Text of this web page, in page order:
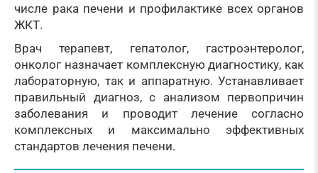
числе рака печени и профилактике всех органов
ЖКТ.
Врач терапевт, гепатолог, гастроэнтеролог,
онколог назначает комплексную диагностику, как
лабораторную, так и аппаратную. Устанавливает
правильный диагноз, с анализом первопричин
заболевания и проводит лечение согласно
комплексных и максимально эффективных
стандартов лечения печени.